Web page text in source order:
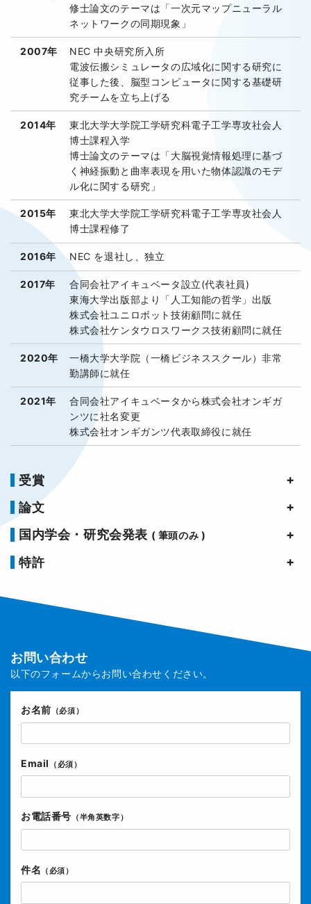
修士論文のテーマは「一次元マップニューラル
ネットワークの同期現象」
2007年
NEC 中央研究所入所
電波伝搬シミュレータの広域化に関する研究に
従事した後、脳型コンピュータに関する基礎研
究チームを立ち上げる
2014年
東北大学大学院工学研究科電子工学専攻社会人
博士課程入学
博士論文のテーマは「大脳視覚情報処理に基づ
く神経振動と曲率表現を用いた物体認識のモデ
ル化に関する研究」
2015年
東北大学大学院工学研究科電子工学専攻社会人
博士課程修了
2016年 NEC を退社し、独立
2017年
合同会社アイキュベータ設立(代表社員)
東海大学出版部より「人工知能の哲学」出版
株式会社ユニロボット技術顧問に就任
株式会社ケンタウロスワークス技術顧問に就任
2020年
一橋大学大学院（一橋ビジネススクール）非常
勤講師に就任
2021年
合同会社アイキュベータから株式会社オンギガ
ンツに社名変更
株式会社オンギガンツ代表取締役に就任
受賞
論文
国内学会・研究会発表 ( 筆頭のみ )
特許
お問い合わせ
以下のフォームからお問い合わせください。
お名前 （必須）
Email （必須）
お電話番号 （半角英数字）
件名 （必須）